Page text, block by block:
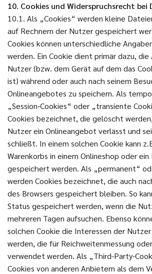
10. Cookies und Widerspruchsrecht bei
10.1. Als „Cookies“ werden kleine
auf Rechnern der Nutzer gespeichert
Cookies können unterschiedliche
werden. Ein Cookie dient primär dazu, die
Nutzer (bzw. dem Gerät auf dem das
ist) während oder auch nach seinem
Onlineangebotes zu speichern. Als
„Session-Cookies“ oder „transiente
Cookies bezeichnet, die gelöscht
Nutzer ein Onlineangebot verlässt und
schließt. In einem solchen Cookie kann
Warenkorbs in einem Onlineshop oder
gespeichert werden. Als „permanent“
werden Cookies bezeichnet, die auch
des Browsers gespeichert bleiben. So
Status gespeichert werden, wenn die
mehreren Tagen aufsuchen. Ebenso
solchen Cookie die Interessen der
werden, die für Reichweitenmessung
verwendet werden. Als „Third-Party-
Cookies von anderen Anbietern als dem